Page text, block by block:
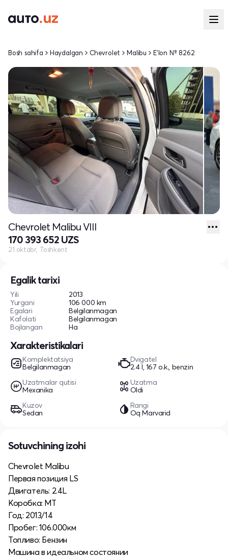
Egalik tarixi
Yili
2013
Yurgani
106 000 km
Egalari
Belgilanmagan
Kafolati
Belgilanmagan
Bojlangan
Ha
Xarakteristikalari
Komplektatsiya
Belgilanmagan
Dvigatel
2.4 l, 167 o.k., benzin
Uzatmalar qutisi
Mexanika
Uzatma
Oldi
Kuzov
Sedan
Rangi
Oq Marvarid
Bosh sahifa Haydalgan Chevrolet Malibu E'lon № 8262
Chevrolet Malibu VIII
170 393 652 UZS
21 oktabr, Toshkent
Sotuvchining izohi
Chevrolet Malibu
Первая позиция LS
Двигатель: 2.4L
Коробка: MT
Год: 2013/14
Пробег: 106.000км
Топливо: Бензин
Машина в идеальном состоянии